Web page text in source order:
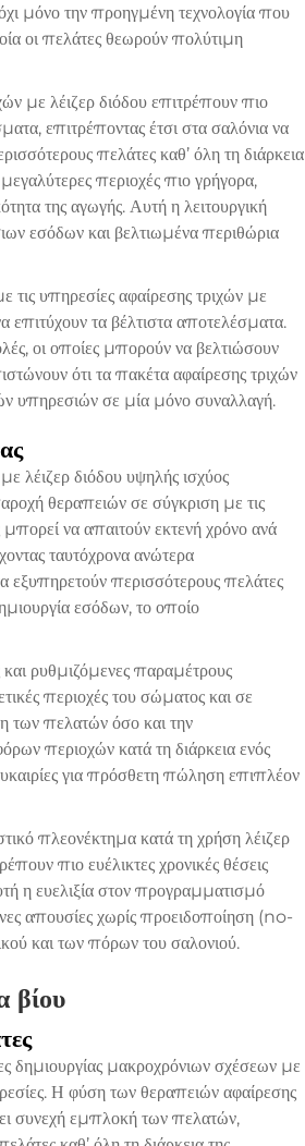
μόνο την προηγμένη τεχνολογία που
οι πελάτες θεωρούν πολύτιμη
με λέιζερ διόδου επιτρέπουν πιο
επιτρέποντας έτσι στα σαλόνια να
πελάτες καθ’ όλη τη διάρκεια
περιοχές πιο γρήγορα,
της αγωγής. Αυτή η λειτουργική
εσόδων και βελτιωμένα περιθώρια
τις υπηρεσίες αφαίρεσης τριχών με
επιτύχουν τα βέλτιστα αποτελέσματα.
οι οποίες μπορούν να βελτιώσουν
ότι τα πακέτα αφαίρεσης τριχών
υπηρεσιών σε μία μόνο συναλλαγή.
λέιζερ διόδου υψηλής ισχύος
θεραπειών σε σύγκριση με τις
μπορεί να απαιτούν εκτενή χρόνο ανά
ταυτόχρονα ανώτερα
εξυπηρετούν περισσότερους πελάτες
εσόδων, το οποίο
ρυθμιζόμενες παραμέτρους
περιοχές του σώματος και σε
των πελατών όσο και την
περιοχών κατά τη διάρκεια ενός
για πρόσθετη πώληση επιπλέον
πλεονέκτημα κατά τη χρήση λέιζερ
πιο ευέλικτες χρονικές θέσεις
η ευελιξία στον προγραμματισμό
απουσίες χωρίς προειδοποίηση (no-
και των πόρων του σαλονιού.
βίου
δημιουργίας μακροχρόνιων σχέσεων με
Η φύση των θεραπειών αφαίρεσης
συνεχή εμπλοκή των πελατών,